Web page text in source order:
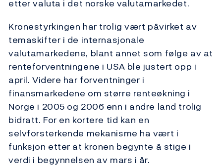
etter valuta i det norske valutamarkedet.
Kronestyrkingen har trolig vært påvirket av
temaskifter i de internasjonale
valutamarkedene, blant annet som følge av at
renteforventningene i USA ble justert opp i
april. Videre har forventninger i
finansmarkedene om større renteøkning i
Norge i 2005 og 2006 enn i andre land trolig
bidratt. For en kortere tid kan en
selvforsterkende mekanisme ha vært i
funksjon etter at kronen begynte å stige i
verdi i begynnelsen av mars i år.